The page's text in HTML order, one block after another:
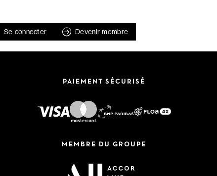
Se connecter Devenir membre
PAIEMENT SÉCURISÉ
MEMBRE DU GROUPE